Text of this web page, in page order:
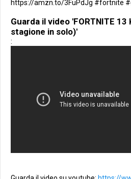
https://amzn.to/3FuPdJg #fortnite
Guarda il video 'FORTNITE
stagione in solo)'
: